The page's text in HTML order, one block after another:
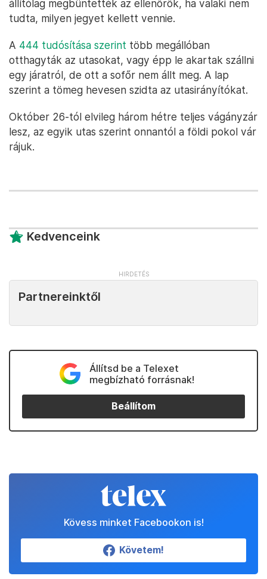
állítólag megbüntették az ellenőrök, ha valaki nem
tudta, milyen jegyet kellett vennie.
A 444 tudósítása szerint több megállóban
otthagyták az utasokat, vagy épp le akartak szállni
egy járatról, de ott a sofőr nem állt meg. A lap
szerint a tömeg hevesen szidta az utasirányítókat.
Október 26-tól elvileg három hétre teljes vágányzár
lesz, az egyik utas szerint onnantól a földi pokol vár
rájuk.
Kedvenceink
Partnereinktől
Állítsd be a Telexet
megbízható forrásnak!
Beállítom
Kövess minket Facebookon is!
Követem!